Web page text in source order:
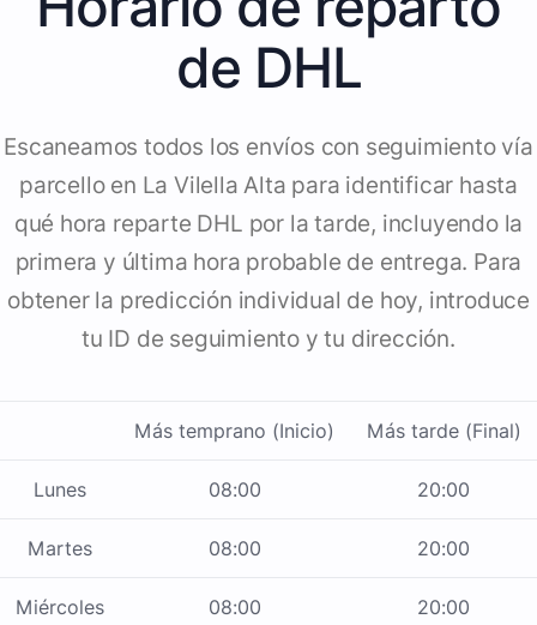
de DHL
Escaneamos todos los envíos con seguimiento vía
parcello en La Vilella Alta para identificar hasta
qué hora reparte DHL por la tarde, incluyendo la
primera y última hora probable de entrega. Para
obtener la predicción individual de hoy, introduce
tu ID de seguimiento y tu dirección.
Más temprano (Inicio) Más tarde (Final)
Lunes 08:00 20:00
Martes 08:00 20:00
Miércoles 08:00 20:00